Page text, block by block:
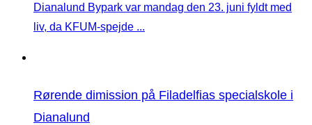
Dianalund Bypark var mandag den 23. juni fyldt med
liv, da KFUM-spejde ...
Rørende dimission på Filadelfias specialskole i
Dianalund